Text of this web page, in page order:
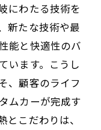
にわたる技術を
新たな技術や最
能と快適性のバ
います。こうし
、顧客のライフ
ムカーが完成す
こだわりは、